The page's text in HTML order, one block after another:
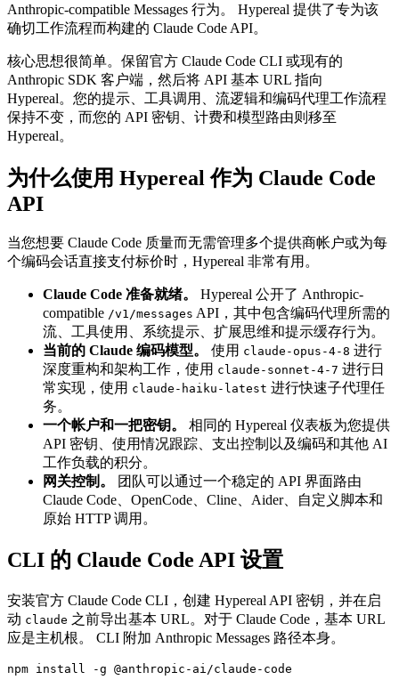
Anthropic-compatible Messages 行为。 Hypereal 提供了专为该
确切工作流程而构建的 Claude Code API。
核心思想很简单。保留官方 Claude Code CLI 或现有的
Anthropic SDK 客户端，然后将 API 基本 URL 指向
Hypereal。您的提示、工具调用、流逻辑和编码代理工作流程
保持不变，而您的 API 密钥、计费和模型路由则移至
Hypereal。
为什么使用 Hypereal 作为 Claude Code
API
当您想要 Claude Code 质量而无需管理多个提供商帐户或为每
个编码会话直接支付标价时，Hypereal 非常有用。
Claude Code 准备就绪。
Hypereal 公开了 Anthropic-
compatible /v1/messages API，其中包含编码代理所需的
流、工具使用、系统提示、扩展思维和提示缓存行为。
当前的 Claude 编码模型。
使用 claude-opus-4-8 进行
深度重构和架构工作，使用 claude-sonnet-4-7 进行日
常实现，使用 claude-haiku-latest 进行快速子代理任
务。
一个帐户和一把密钥。
相同的 Hypereal 仪表板为您提供
API 密钥、使用情况跟踪、支出控制以及编码和其他 AI
工作负载的积分。
网关控制。
团队可以通过一个稳定的 API 界面路由
Claude Code、OpenCode、Cline、Aider、自定义脚本和
原始 HTTP 调用。
CLI 的 Claude Code API 设置
安装官方 Claude Code CLI，创建 Hypereal API 密钥，并在启
动 claude 之前导出基本 URL。对于 Claude Code，基本 URL
应是主机根。 CLI 附加 Anthropic Messages 路径本身。
npm install -g @anthropic-ai/claude-code